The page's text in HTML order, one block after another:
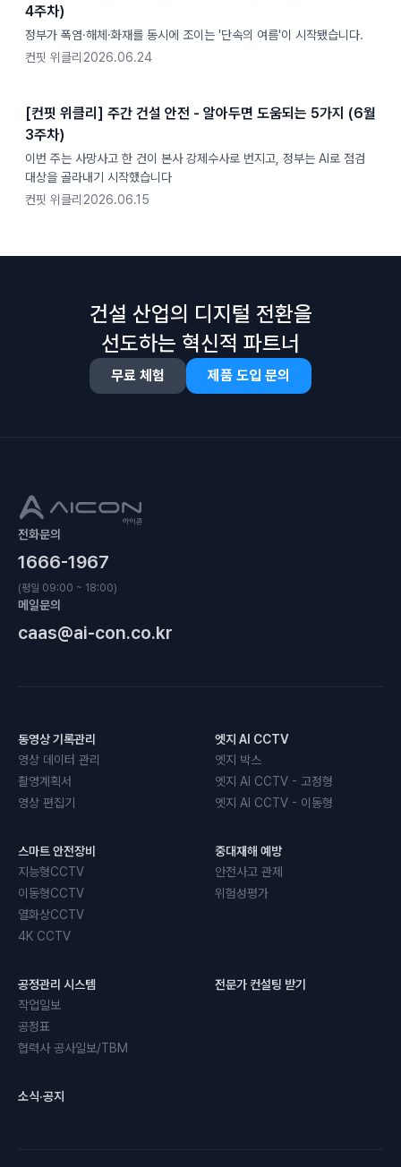
4주차)
정부가 폭염·해체·화재를 동시에 조이는 '단속의 여름'이 시작됐습니다.
컨핏 위클리 2026.06.24
[컨핏 위클리] 주간 건설 안전 - 알아두면 도움되는 5가지 (6월
3주차)
이번 주는 사망사고 한 건이 본사 강제수사로 번지고, 정부는 AI로 점검
대상을 골라내기 시작했습니다
컨핏 위클리 2026.06.15
건설 산업의 디지털 전환을
선도하는 혁신적 파트너
무료 체험 제품 도입 문의
전화문의
1666-1967
(평일 09:00 ~ 18:00)
메일문의
caas@ai-con.co.kr
동영상 기록관리
영상 데이터 관리
촬영계획서
영상 편집기
엣지 AI CCTV
엣지 박스
엣지 AI CCTV - 고정형
엣지 AI CCTV - 이동형
스마트 안전장비
지능형CCTV
이동형CCTV
열화상CCTV
4K CCTV
중대재해 예방
안전사고 관제
위험성평가
공정관리 시스템
작업일보
공정표
협력사 공사일보/TBM
전문가 컨설팅 받기
소식·공지